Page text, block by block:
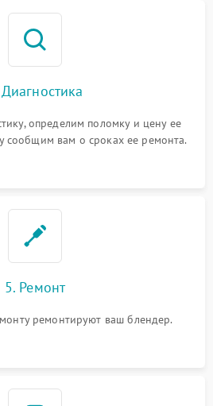
определим поломку и цену ее
сообщим вам о сроках ее ремонта.
5. Ремонт
ремонтируют ваш блендер.